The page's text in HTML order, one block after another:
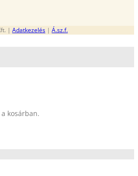
| Adatkezelés | Á.sz.f.
kosárban.